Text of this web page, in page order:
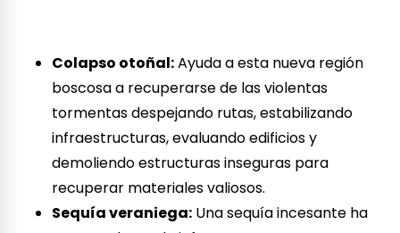
Colapso otoñal:Ayuda a esta nueva región
boscosa a recuperarse de las violentas
tormentas despejando rutas, estabilizando
infraestructuras, evaluando edificios y
demoliendo estructuras inseguras para
recuperar materiales valiosos.
Sequía veraniega: Una sequía incesante ha